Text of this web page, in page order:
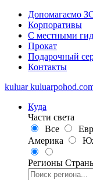
Допомагаємо
Корпоративы
С местными
Прокат
Подарочный
Контакты
kuluar kuluarpohod.co
Куда
Части света
Все
Америка
Регионы